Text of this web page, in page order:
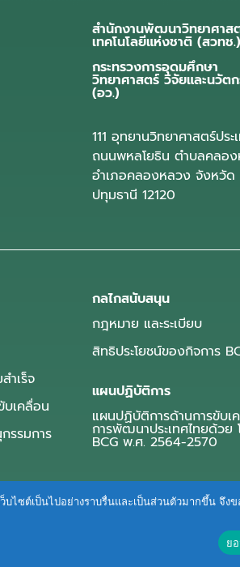
สำนักงานพัฒนาวิทยาศาส
เทคโนโลยีแห่งชาติ (สวทช.)
กระทรวงการอุดมศึกษา
วิทยาศาสตร์ วิจัยและนวัต
(อว.)
111 อุทยานวิทยาศาสตร์ประ
ถนนพหลโยธิน ตำบลคลอ
อำเภอคลองหลวง จังหวัด
ปทุมธานี 12120
ำเร็จ
เคลื่อน
รรมการ
กลไกสนับสนุน
กฎหมาย และระเบียบ
สิทธิประโยชน์ของกิจการ
แผนปฏิบัติการ
แผนปฏิบัติการด้านการขับเ
การพัฒนาประเทศไทยด้วย
BCG พ.ศ. 2564-2570
ว็บไซต์เป็นไปอย่างราบรื่นและเป็นส่วนตัวมากขึ้น
ย